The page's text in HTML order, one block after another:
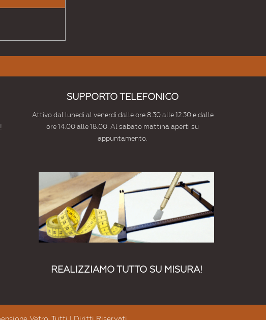
SUPPORTO TELEFONICO
Attivo dal lunedì al venerdì dalle ore 8.30 alle 12.30 e dalle
ore 14.00 alle 18.00. Al sabato mattina aperti su
appuntamento.
REALIZZIAMO TUTTO SU MISURA!